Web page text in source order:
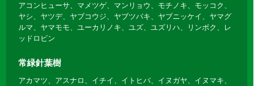
アコンヒューサ、マメツゲ、マンリョウ、モチノキ、モッコク、
ヤシ、ヤツデ、ヤブコウジ、ヤブツバキ、ヤブニッケイ、ヤマグ
ルマ、ヤマモモ、ユーカリノキ、ユズ、ユズリハ、リンボク、レ
ッドロビン
常緑針葉樹
アカマツ、アスナロ、イチイ、イトヒバ、イヌガヤ、イヌマキ、